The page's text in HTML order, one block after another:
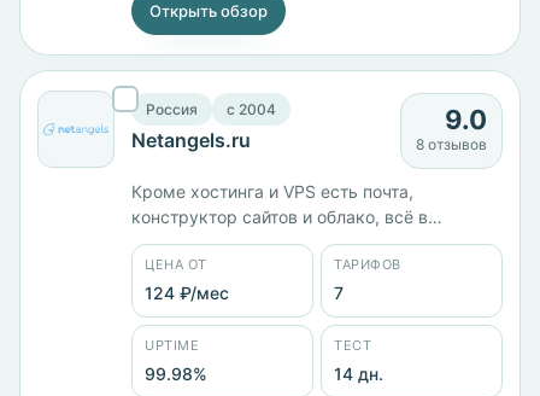
Открыть обзор
Россия c 2004
Netangels.ru
9.0
8 отзывов
Кроме хостинга и VPS есть почта,
конструктор сайтов и облако, всё в
собственной панели. Семь тарифов от 124
₽/мес, серверы в России, юрлицо — ООО
«Интернет-Про». Заявленный uptime
99,98%, тестовый период 14 дней,
предусмотрен возврат средств. Компания
работает с 2004 года.
ЦЕНА ОТ
124 ₽/мес
ТАРИФОВ
7
UPTIME
99.98%
ТЕСТ
14 дн.